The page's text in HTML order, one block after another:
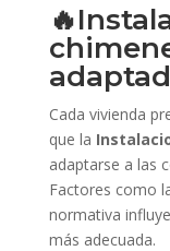
Cada vivienda
que la
adaptarse a las
Factores como
normativa
más adecuada.